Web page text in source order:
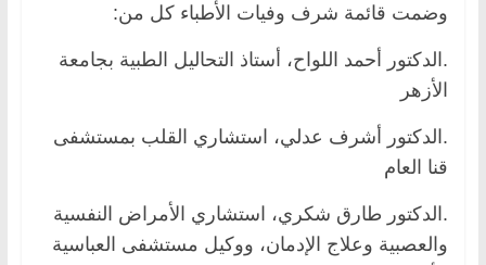
وضمت قائمة شرف وفيات الأطباء كل من:
.الدكتور أحمد اللواح، أستاذ التحاليل الطبية بجامعة
الأزهر
.الدكتور أشرف عدلي، استشاري القلب بمستشفى
قنا العام
.الدكتور طارق شكري، استشاري الأمراض النفسية
والعصبية وعلاج الإدمان، ووكيل مستشفى العباسية